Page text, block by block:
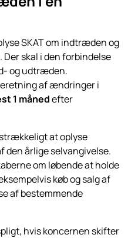
SKAT om indtræden og
skal i den forbindelse
og udtræden.
af ændringer i
1 månedefter
at oplyse
årlige selvangivelse.
om løbende at holde
køb og salg af
af bestemmende
hvis koncernen skifter